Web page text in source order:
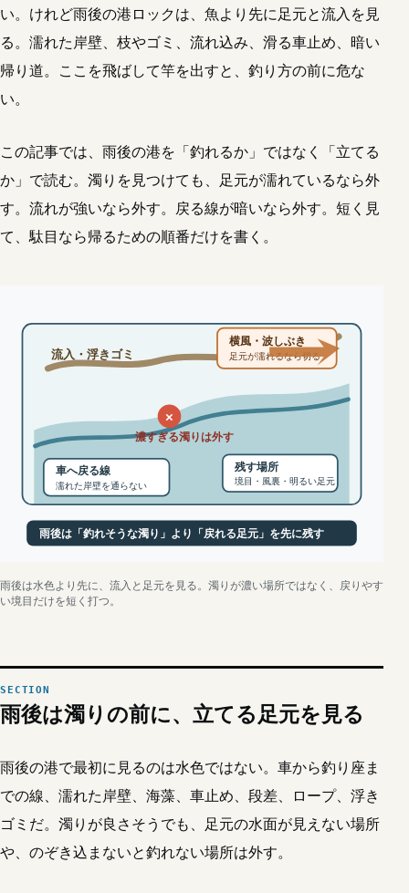
い。けれど雨後の港ロックは、魚より先に足元と流入を見
る。濡れた岸壁、枝やゴミ、流れ込み、滑る車止め、暗い
帰り道。ここを飛ばして竿を出すと、釣り方の前に危な
い。
この記事では、雨後の港を「釣れるか」ではなく「立てる
か」で読む。濁りを見つけても、足元が濡れているなら外
す。流れが強いなら外す。戻る線が暗いなら外す。短く見
て、駄目なら帰るための順番だけを書く。
流入・浮きゴミ
×
濃すぎる濁りは外す
車へ戻る線
濡れた岸壁を通らない
横風・波しぶき
足元が濡れるなら切る
残す場所
境目・風裏・明るい足元
雨後は「釣れそうな濁り」より「戻れる足元」を先に残す
雨後は水色より先に、流入と足元を見る。濁りが濃い場所ではなく、戻りやす
い境目だけを短く打つ。
雨後は濁りの前に、立てる足元を見る
雨後の港で最初に見るのは水色ではない。車から釣り座ま
での線、濡れた岸壁、海藻、車止め、段差、ロープ、浮き
ゴミだ。濁りが良さそうでも、足元の水面が見えない場所
や、のぞき込まないと釣れない場所は外す。